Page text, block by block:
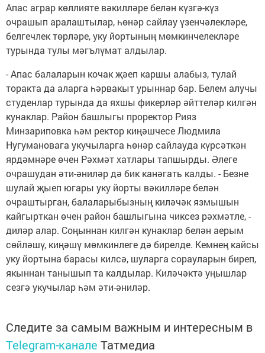
Апас аграр көллияте вәкилләре белән күзгә-күз
очрашып аралаштылар, һөнәр сайлау үзенчәлекләре,
белгечлек төрләре, уку йортының мөмкинчелекләре
турында тулы мәгълүмат алдылар.
- Апас балаларын кочак җәеп каршы алабыз, тулай
торакта да аларга һәрвакыт урыннар бар. Белем алучы
студенлар турында да яхшы фикерләр әйттеләр килгән
кунаклар. Район башлыгы проректор Рияз
Минзариповка һәм ректор киңәшчесе Людмила
Нугумановага укучыларга һөнәр сайлауда күрсәткән
ярдәмнәре өчен Рәхмәт хатлары тапшырды. Әлеге
очрашудан әти-әниләр дә бик канәгать калды. - Безне
шулай җыеп югары уку йорты вәкилләре белән
очраштырган, балаларыбызның киләчәк язмышын
кайгырткан өчен район башлыгына чиксез рәхмәтле, -
диләр алар. Соңыннан килгән кунаклар белән аерым
сөйләшү, киңәшү мөмкинлеге дә бирелде. Кемнең кайсы
уку йортына барасы килсә, шуларга сорауларын биреп,
якыннан танышып та калдылар. Киләчәктә уңышлар
сезгә укучылар һәм әти-әниләр.
Следите за самым важным и интересным в
Telegram-канале Татмедиа